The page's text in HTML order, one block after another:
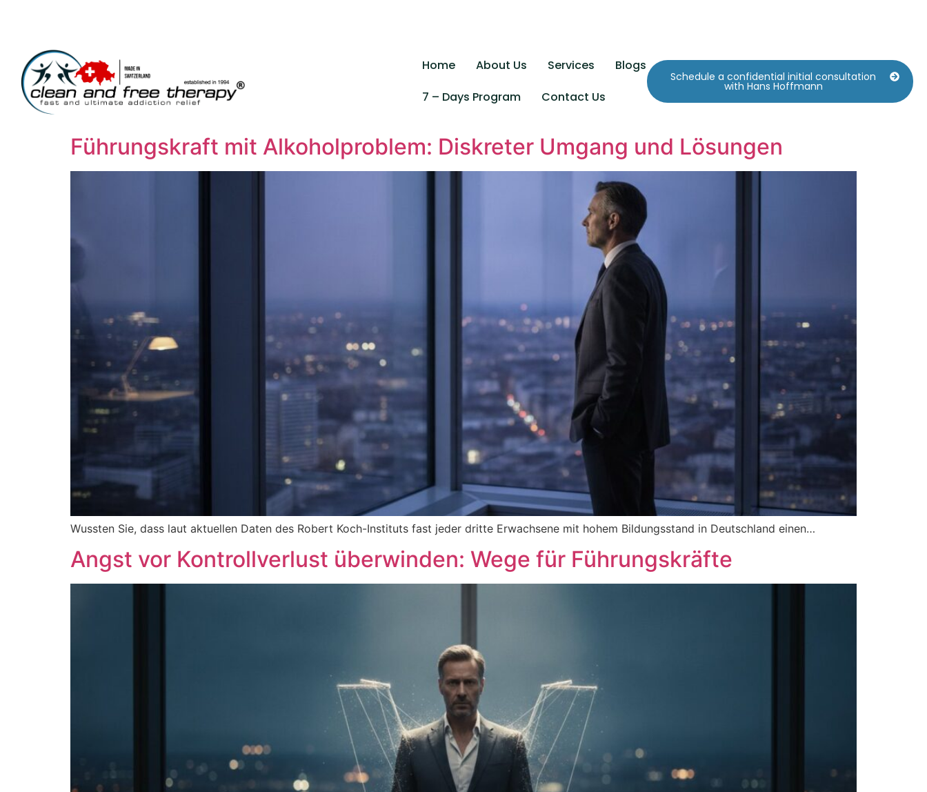
Home About Us Services
Blogs
7 – Days Program
Contact Us
Schedule a confidential initial consultation
with Hans Hoffmann
Führungskraft mit Alkoholproblem: Diskreter Umgang und Lösungen
Wussten Sie, dass laut aktuellen Daten des Robert Koch-Instituts fast jeder dritte Erwachsene mit hohem Bildungsstand in Deutschland einen…
Angst vor Kontrollverlust überwinden: Wege für Führungskräfte